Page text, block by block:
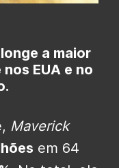
a maior
EUA e no
Maverick
em 64